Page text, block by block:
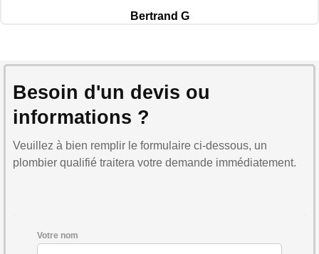
Bertrand G
Besoin d'un devis ou
informations ?
Veuillez à bien remplir le formulaire ci-dessous, un
plombier qualifié traitera votre demande immédiatement.
Votre nom